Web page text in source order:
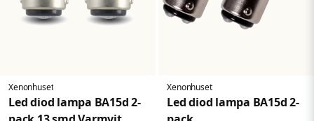
Xenonhuset
Led diod lampa BA15d 2-
Xenonhuset
Led diod lampa BA15d 2-